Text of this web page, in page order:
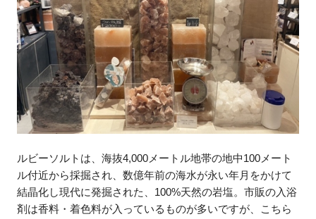
ルビーソルトは、海抜4,000メートル地帯の地中100メート
ル付近から採掘され、数億年前の海水が永い年月をかけて
結晶化し現代に発掘された、100%天然の岩塩。市販の入浴
剤は香料・着色料が入っているものが多いですが、こちら